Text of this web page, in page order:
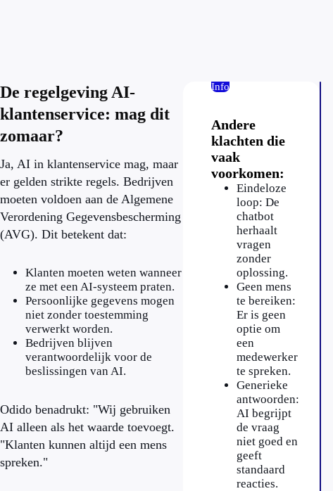
De regelgeving AI-
klantenservice: mag dit
zomaar?
Ja, AI in klantenservice mag, maar
er gelden strikte regels. Bedrijven
moeten voldoen aan de Algemene
Verordening Gegevensbescherming
(AVG). Dit betekent dat:
Klanten moeten weten wanneer
ze met een AI-systeem praten.
Persoonlijke gegevens mogen
niet zonder toestemming
verwerkt worden.
Bedrijven blijven
verantwoordelijk voor de
beslissingen van AI.
Odido benadrukt: "Wij gebruiken
AI alleen als het waarde toevoegt.
"Klanten kunnen altijd een mens
spreken."
Info
Andere
klachten die
vaak
voorkomen:
Eindeloze
loop: De
chatbot
herhaalt
vragen
zonder
oplossing.
Geen mens
te bereiken:
Er is geen
optie om
een
medewerker
te spreken.
Generieke
antwoorden:
AI begrijpt
de vraag
niet goed en
geeft
standaard
reacties.